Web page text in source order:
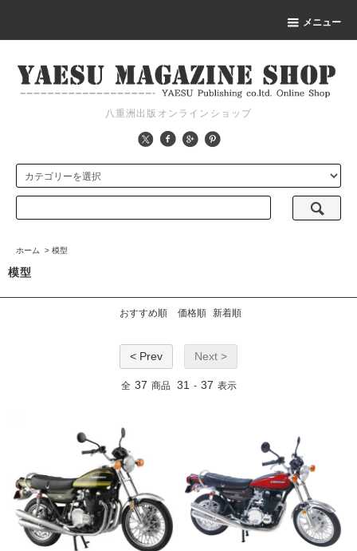
メニュー
八重洲出版オンラインショップ
ホーム > 模型
模型
おすすめ順 価格順 新着順
< Prev Next >
全 37 商品 31 - 37 表示